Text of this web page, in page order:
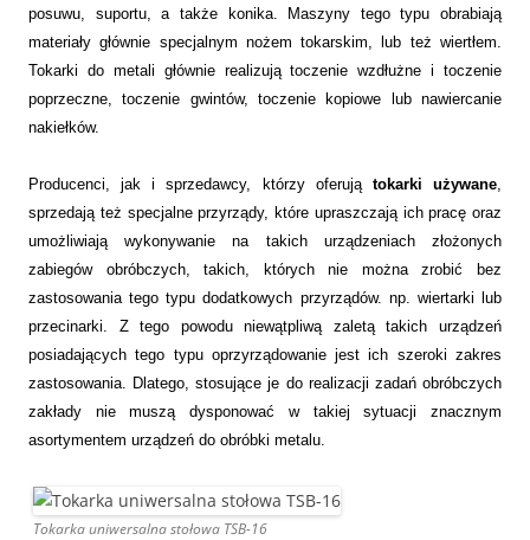
posuwu, suportu, a także konika. Maszyny tego typu obrabiają
materiały głównie specjalnym nożem tokarskim, lub też wiertłem.
Tokarki do metali głównie realizują toczenie wzdłużne i toczenie
poprzeczne, toczenie gwintów, toczenie kopiowe lub nawiercanie
nakiełków.
Producenci, jak i sprzedawcy, którzy oferują tokarki używane,
sprzedają też specjalne przyrządy, które upraszczają ich pracę oraz
umożliwiają wykonywanie na takich urządzeniach złożonych
zabiegów obróbczych, takich, których nie można zrobić bez
zastosowania tego typu dodatkowych przyrządów. np. wiertarki lub
przecinarki. Z tego powodu niewątpliwą zaletą takich urządzeń
posiadających tego typu oprzyrządowanie jest ich szeroki zakres
zastosowania. Dlatego, stosujące je do realizacji zadań obróbczych
zakłady nie muszą dysponować w takiej sytuacji znacznym
asortymentem urządzeń do obróbki metalu.
Tokarka uniwersalna stołowa TSB-16